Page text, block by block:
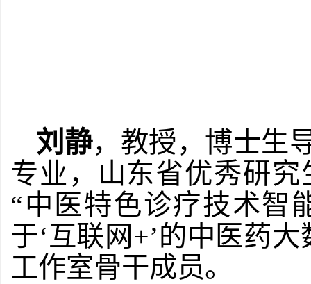
刘静，教授，博士生
专业，山东省优秀研
“中医特色诊疗技术智
于‘互联网 +’的中医药大
工作室骨干成员。